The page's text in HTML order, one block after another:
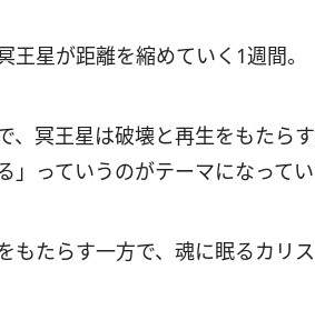
王星が距離を縮めていく 1週間。
、冥王星は破壊と再生をもたら
っていうのがテーマになってい
もたらす一方で、魂に眠るカリ